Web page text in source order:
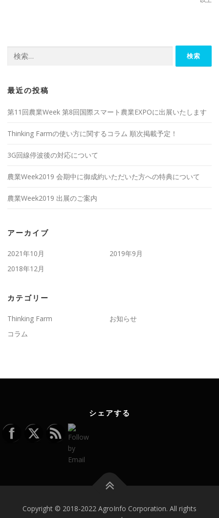
索:
最近の投稿
第11回農業Week 第8回国際スマート農業EXPOに出展いたします
Thinking Farmの使い方に関するコラム 順次掲載予定！
3G回線停波後の対応について
農業Week2019 会期中に御成約いただいた方への特典について
農業Week2019 出展のご案内
アーカイブ
2021年10月
2019年9月
2018年12月
カテゴリー
Thinking Farm
お知らせ
コラム
シェアする
Copyright © 2018-2022 AgroInfo Corporation. All rights